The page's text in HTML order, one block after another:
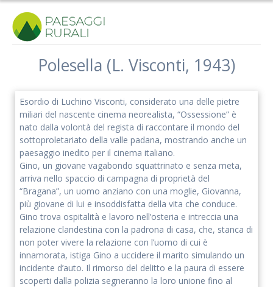
Iscriviti alla nostra newsletter
Rimani aggiornato sulle nostre iniziative e l'andamento del
nostro progetto di ricerca.
Salta
Polesella (L. Visconti, 1943)
Esordio di Luchino Visconti, considerato una delle pietre
miliari del nascente cinema neorealista, “Ossessione” è
nato dalla volontà del regista di raccontare il mondo del
sottoproletariato della valle padana, mostrando anche un
paesaggio inedito per il cinema italiano.
Gino, un giovane vagabondo squattrinato e senza meta,
arriva nello spaccio di campagna di proprietà del
“Bragana”, un uomo anziano con una moglie, Giovanna,
più giovane di lui e insoddisfatta della vita che conduce.
Gino trova ospitalità e lavoro nell’osteria e intreccia una
relazione clandestina con la padrona di casa, che, stanca di
non poter vivere la relazione con l’uomo di cui è
innamorata, istiga Gino a uccidere il marito simulando un
incidente d’auto. Il rimorso del delitto e la paura di essere
scoperti dalla polizia segneranno la loro unione fino al